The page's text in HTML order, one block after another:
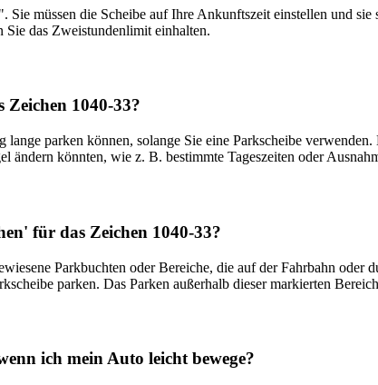
Sie müssen die Scheibe auf Ihre Ankunftszeit einstellen und
Sie das Zweistundenlimit einhalten.
1040-33?
parken können, solange Sie eine Parkscheibe
ändern könnten, wie z. B. bestimmte Tageszeiten oder
für das Zeichen 1040-33?
Parkbuchten oder Bereiche, die auf der Fahrbahn
parken. Das Parken außerhalb dieser markierten
ich mein Auto leicht bewege?